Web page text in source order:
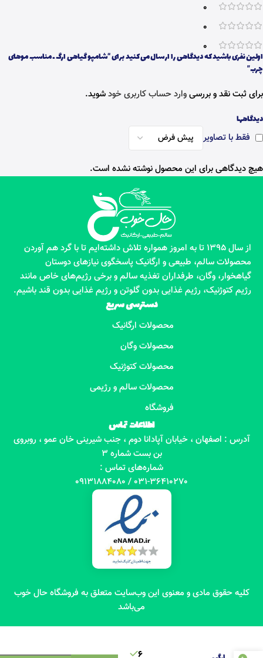
0
0
0
دیدگاهها
فقط با تصاویر
هیچ دیدگاهی برای این محصول نوشته نشده است.
اولین نفری باشید که دیدگاهی را ارسال می کنید برای “شامپو گیاهی ارگ ـ مناسب موهای
چرب”
برای ثبت نقد و بررسیوارد حساب کاربری خودشوید.
از سال 1395 تا به امروز همواره تلاش داشته‌ایم تا با گرد هم آوردن
محصولات سالم، طبیعی و ارگانیک پاسخگوی نیازهای دوستان
گیاهخوار، وگان، طرفداران تغذیه سالم و برخی رژیم‌های خاص مانند
رژیم کتوژنیک، رژیم غذایی بدون گلوتن و رژیم غذایی بدون قند باشیم.
دسترسی سریع
محصولات ارگانیک
محصولات وگان
محصولات کتوژنیک
محصولات سالم و رژیمی
فروشگاه
اطلاعات تماس
آدرس : اصفهان ، خیابان آپادانا دوم ، جنب شیرینی خان عمو ، روبروی
بن بست شماره 3
شماره‌های تماس :
031-36410270 / 09131884080
کلیه حقوق مادی و معنوی این وب‌سایت متعلق به فروشگاه حال خوب
می‌باشد
6